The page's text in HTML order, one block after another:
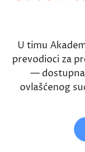
U timu
prevodioci za
— dostupna
ovlašćenog